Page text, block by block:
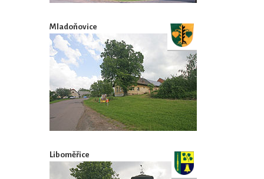
Mladoňovice
Liboměřice